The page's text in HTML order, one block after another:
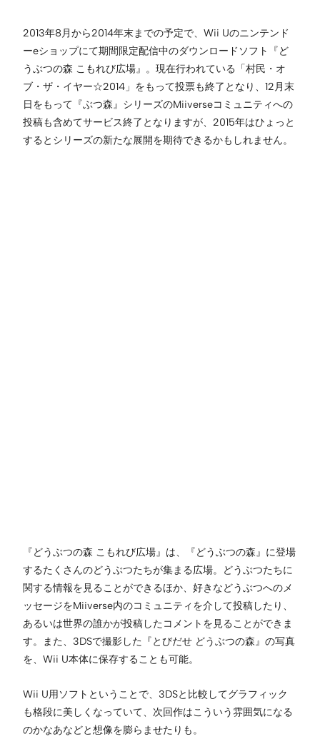
2013年8月から2014年末までの予定で、Wii Uのニンテンド
ーeショップにて期間限定配信中のダウンロードソフト『ど
うぶつの森 こもれび広場』。現在行われている「村民・オ
ブ・ザ・イヤー☆2014」をもって投票も終了となり、12月末
日をもって『ぶつ森』シリーズのMiiverseコミュニティへの
投稿も含めてサービス終了となりますが、2015年はひょっと
するとシリーズの新たな展開を期待できるかもしれません。
『どうぶつの森 こもれび広場』は、『どうぶつの森』に登場
するたくさんのどうぶつたちが集まる広場。どうぶつたちに
関する情報を見ることができるほか、好きなどうぶつへのメ
ッセージをMiiverse内のコミュニティを介して投稿したり、
あるいは世界の誰かが投稿したコメントを見ることができま
す。また、3DSで撮影した『とびだせ どうぶつの森』の写真
を、Wii U本体に保存することも可能。
Wii U用ソフトということで、3DSと比較してグラフィック
も格段に美しくなっていて、次回作はこういう雰囲気になる
のかなあなどと想像を膨らませたりも。